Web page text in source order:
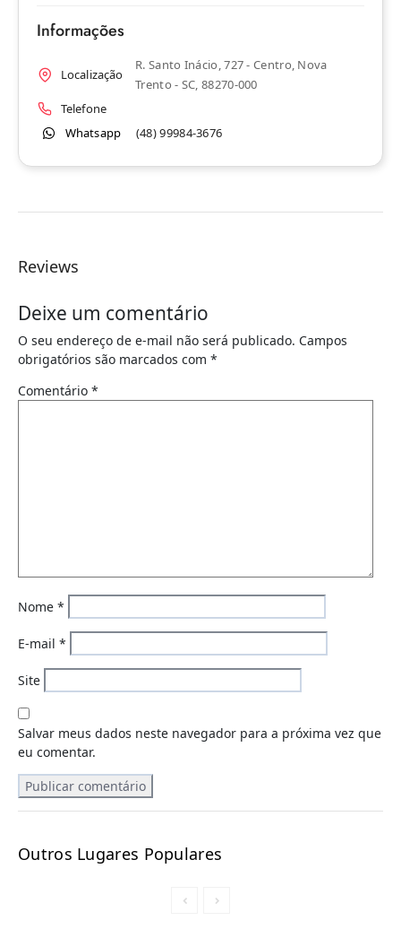
Informações
Localização
R. Santo Inácio, 727 - Centro, Nova
Trento - SC, 88270-000
Telefone
Whatsapp
(48) 99984-3676
Reviews
Deixe um comentário
O seu endereço de e-mail não será publicado. Campos
obrigatórios são marcados com *
Comentário *
Nome *
E-mail *
Site
Salvar meus dados neste navegador para a próxima vez que
eu comentar.
Outros Lugares Populares